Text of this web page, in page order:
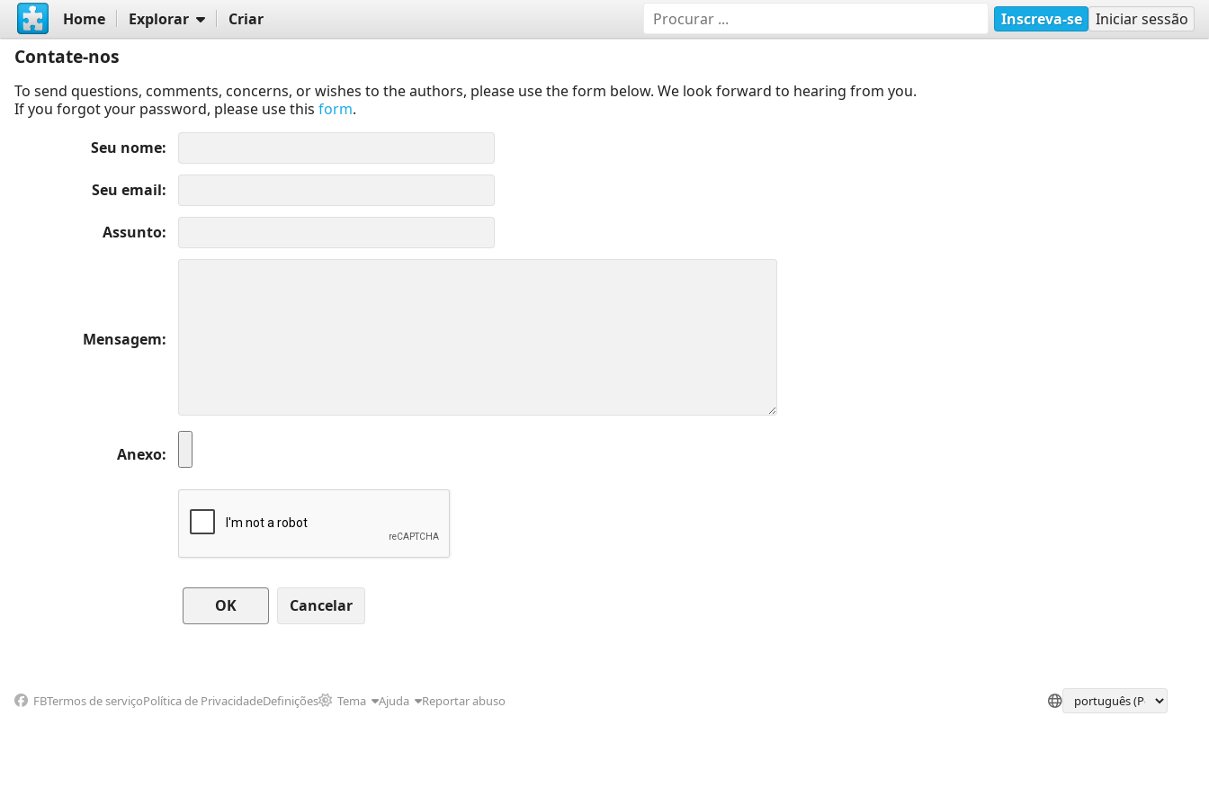
Home Explorar Criar Inscreva-se Iniciar sessão
Contate-nos
To send questions, comments, concerns, or wishes to the authors, please use the form below. We look forward to hearing from you.
If you forgot your password, please use this form.
Seu nome
Seu email
Assunto
Mensagem
Anexo
Cancelar
FBTermos de serviçoPolítica de PrivacidadeDefinições Tema Ajuda Reportar abuso